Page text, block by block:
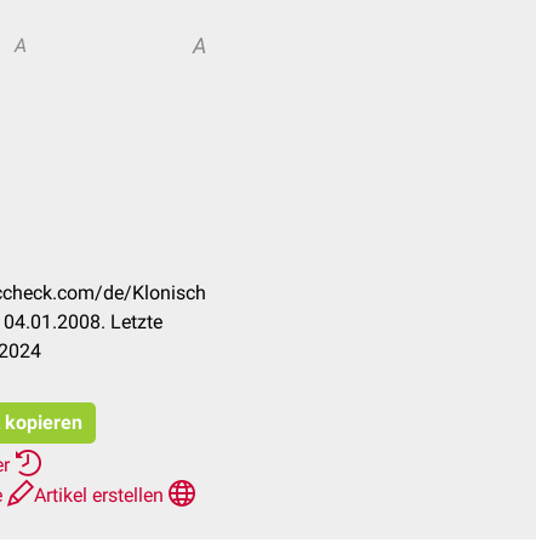
A A
de/Klonisch
Letzte
kopieren
Artikel erstellen